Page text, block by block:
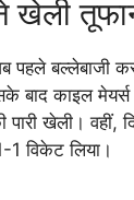
पहले बल्लेबाजी
काइल मेयर्स
खेली।
विकेट लिया।